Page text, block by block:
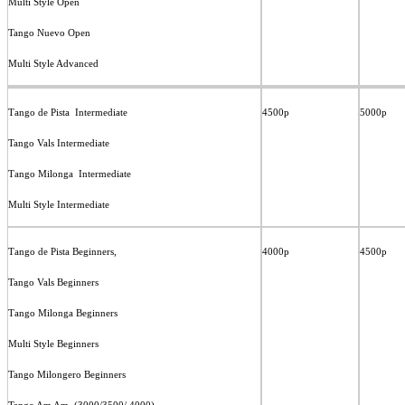
Multi Style Open
Tango Nuevo Open
Multi Style Advanced
Таngo de Pista Intermediate
Tango Vals Intermediate
Тango Milonga Intermediate
Multi Style Intermediate
4500р 5000р
Таngo de Pista Beginners,
Tango Vals Beginners
Тango Milonga Beginners
Multi Style Beginners
Tango Milongero Beginners
4000р 4500р